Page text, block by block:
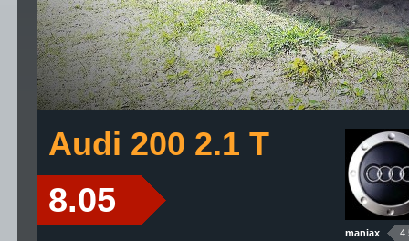
Audi 200 2.1 T
8.05
maniax